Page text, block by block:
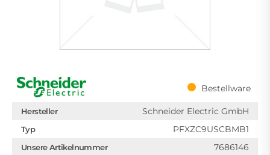
Bestellware
Hersteller Schneider Electric GmbH
Typ PFXZC9USCBMB1
Unsere Artikelnummer 7686146